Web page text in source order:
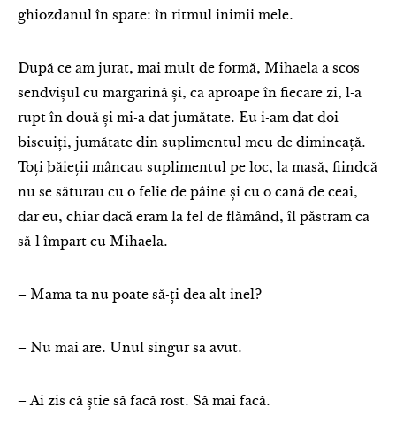
ghiozdanul în spate: în ritmul inimii mele.
După ce am jurat, mai mult de formă, Mihaela a scos
sendvișul cu margarină și, ca aproape în fiecare zi, l-a
rupt în două și mi-a dat jumătate. Eu i-am dat doi
biscuiți, jumătate din suplimentul meu de dimineață.
Toți băieții mâncau suplimentul pe loc, la masă, fiindcă
nu se săturau cu o felie de pâine și cu o cană de ceai,
dar eu, chiar dacă eram la fel de flămând, îl păstram ca
să-l împart cu Mihaela.
– Mama ta nu poate să-ți dea alt inel?
– Nu mai are. Unul singur sa avut.
– Ai zis că știe să facă rost. Să mai facă.